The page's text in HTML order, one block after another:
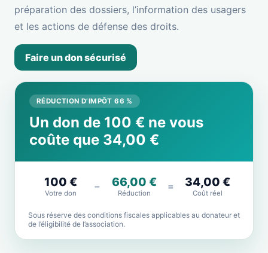
préparation des dossiers, l’information des usagers
et les actions de défense des droits.
Faire un don sécurisé
RÉDUCTION D’IMPÔT 66 %
Un don de 100 € ne vous
coûte que 34,00 €
100 €
Votre don
− 66,00 €
Réduction
= 34,00 €
Coût réel
Sous réserve des conditions fiscales applicables au donateur et
de l’éligibilité de l’association.